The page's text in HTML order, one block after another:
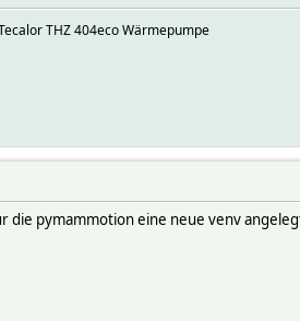
THZ 404eco Wärmepumpe
pymammotion eine neue venv